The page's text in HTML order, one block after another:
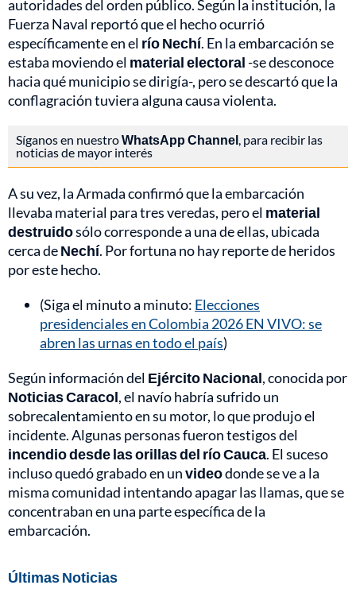
autoridades del orden público. Según la institución, la
Fuerza Naval reportó que el hecho ocurrió
específicamente en el río Nechí. En la embarcación se
estaba moviendo el material electoral-se desconoce
hacia qué municipio se dirigía-, pero se descartó que la
conflagración tuviera alguna causa violenta.
Síganos en nuestroWhatsApp Channel, para recibir las
noticias de mayor interés
A su vez, la Armada confirmó que la embarcación
llevaba material para tres veredas, pero el material
destruidosólo corresponde a una de ellas, ubicada
cerca deNechí. Por fortuna no hay reporte de heridos
por este hecho.
(Siga el minuto a minuto: Elecciones
presidenciales en Colombia 2026 EN VIVO: se
abren las urnas en todo el país)
Según información del Ejército Nacional, conocida por
Noticias Caracol, el navío habría sufrido un
sobrecalentamiento en su motor, lo que produjo el
incidente. Algunas personas fueron testigos del
incendio desde las orillas del río Cauca. El suceso
incluso quedó grabado en unvideodonde se ve a la
misma comunidad intentando apagar las llamas, que se
concentraban en una parte específica de la
embarcación.
Últimas Noticias